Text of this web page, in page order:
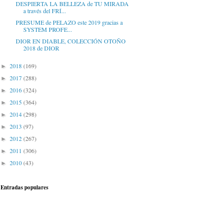
DESPIERTA LA BELLEZA de TU MIRADA
a través del FRÍ...
PRESUME de PELAZO este 2019 gracias a
SYSTEM PROFE...
DIOR EN DIABLE, COLECCIÓN OTOÑO
2018 de DIOR
► 2018(169)
► 2017(288)
► 2016(324)
► 2015(364)
► 2014(298)
► 2013 (97)
► 2012(267)
► 2011 (306)
► 2010(43)
Entradas populares